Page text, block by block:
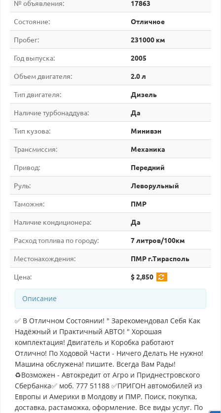
№ объявления: 17863
Состояние: Отличное
Пробег: 231000 км
Год выпуска: 2005
Объем двигателя: 2.0 л
Тип двигателя: Дизель
Наличие турбонаддува: Да
Тип кузова: Минивэн
Трансмиссия: Механика
Привод: Передний
Руль: Леворульный
Таможня: ПМР
Наличие кондиционера: Да
Расход топлива по городу: 7 литров/100км
Местонахождения: ПМР г.Тирасполь
Цена: $ 2,850
Описание
✅ В Отличном Состоянии! " Зарекомендовал Себя Как
Надёжный и Практичный АВТО! " Хорошая
комплектация! Двигатель и Коробка работают
Отлично! По Ходовой Части - Ничего Делать Не нужно!
Машина обслужена! пишите. Всегда Вам Рады!
♻Возможен - Автокредит от Агро и Приднестровского
Сбербанка✅ моб. 777 51188 ✅ПРИГОН автомобилей из
Европы и Америки в Молдову и ПМР. Поиск, покупка,
доставка, растаможка, оформление. Все виды услуг. По